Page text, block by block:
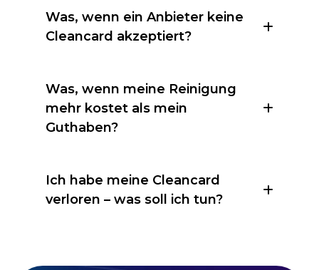
Was, wenn ein Anbieter keine
Cleancard akzeptiert?
Was, wenn meine Reinigung
mehr kostet als mein
Guthaben?
Ich habe meine Cleancard
verloren – was soll ich tun?